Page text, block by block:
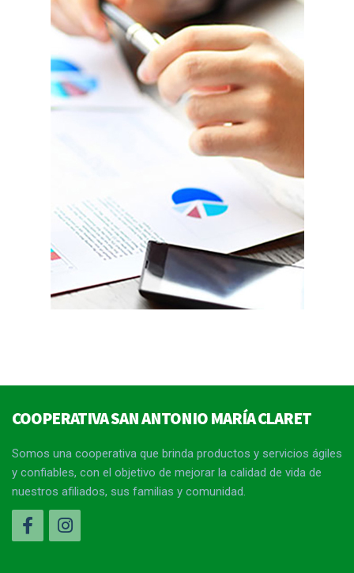
COOPERATIVA SAN ANTONIO MARÍA CLARET
Somos una cooperativa que brinda productos y servicios ágiles
y confiables, con el objetivo de mejorar la calidad de vida de
nuestros afiliados, sus familias y comunidad.